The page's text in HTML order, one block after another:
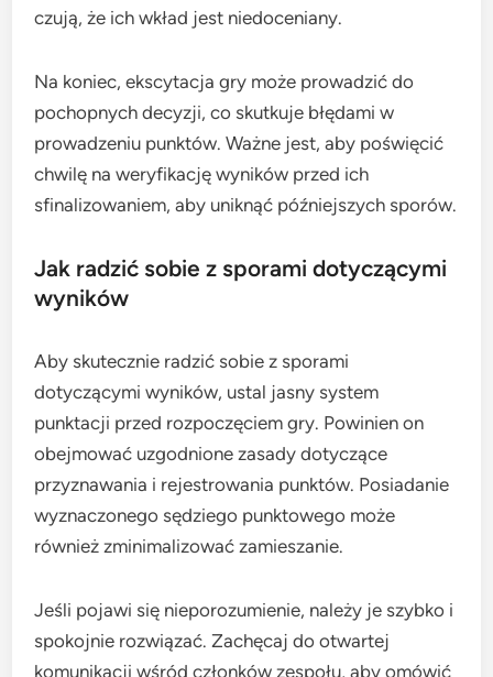
czują, że ich wkład jest niedoceniany.
Na koniec, ekscytacja gry może prowadzić do
pochopnych decyzji, co skutkuje błędami w
prowadzeniu punktów. Ważne jest, aby poświęcić
chwilę na weryfikację wyników przed ich
sfinalizowaniem, aby uniknąć późniejszych sporów.
Jak radzić sobie z sporami dotyczącymi
wyników
Aby skutecznie radzić sobie z sporami
dotyczącymi wyników, ustal jasny system
punktacji przed rozpoczęciem gry. Powinien on
obejmować uzgodnione zasady dotyczące
przyznawania i rejestrowania punktów. Posiadanie
wyznaczonego sędziego punktowego może
również zminimalizować zamieszanie.
Jeśli pojawi się nieporozumienie, należy je szybko i
spokojnie rozwiązać. Zachęcaj do otwartej
komunikacji wśród członków zespołu, aby omówić